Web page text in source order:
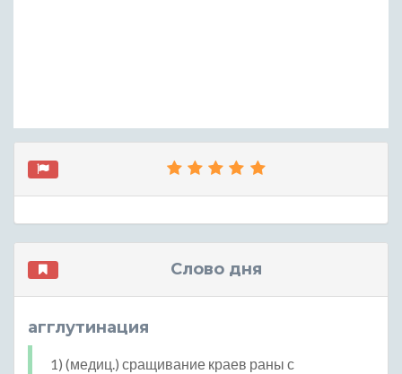
Слово дня
агглутинация
1) (медиц.) сращивание краев раны с